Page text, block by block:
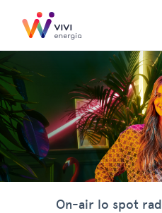
On-air lo spot